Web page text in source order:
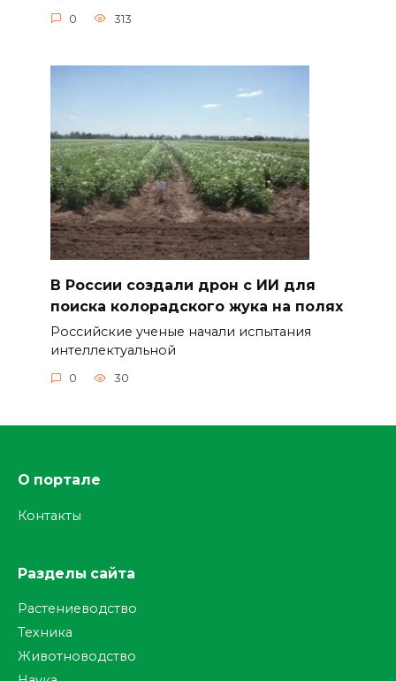
0 313
В России создали дрон с ИИ для
поиска колорадского жука на полях
Российские ученые начали испытания
интеллектуальной
0 30
О портале
Контакты
Разделы сайта
Растениеводство
Техника
Животноводство